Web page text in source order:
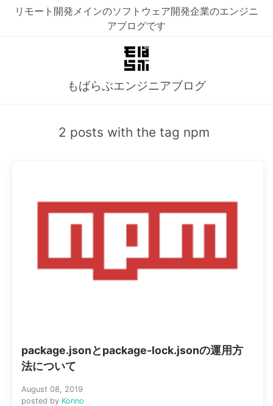
リモート開発メインのソフトウェア開発企業のエンジニ
アブログです
もばらぶエンジニアブログ
2 posts with the tag npm
package.jsonとpackage-lock.jsonの運用方
法について
August 08, 2019
posted by Konno